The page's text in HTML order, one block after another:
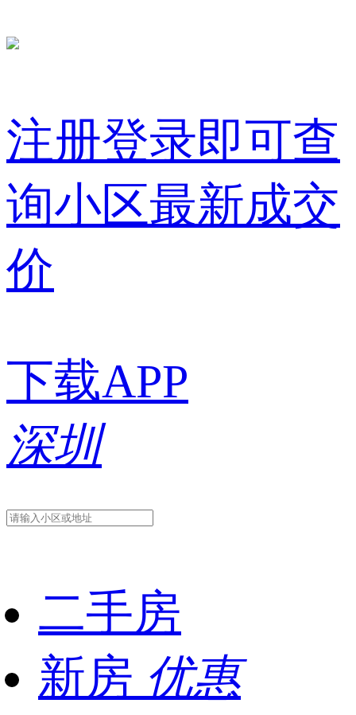
注册登录即可查
询小区最新成交
价
下载APP
深圳
二手房
新房 优惠